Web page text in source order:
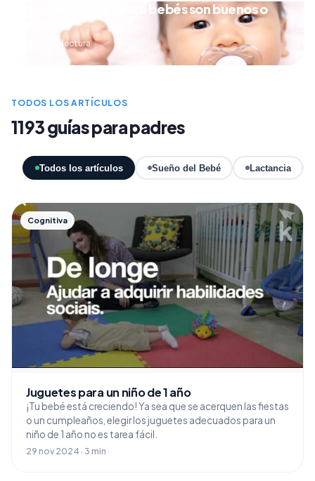
¿Los chupones para bebés son buenos o
malos?
5 min de lectura
TODOS LOS ARTÍCULOS
1193 guías para padres
Todos los artículos Sueño del Bebé Lactancia
Cognitiva
Juguetes para un niño de 1 año
¡Tu bebé está creciendo! Ya sea que se acerquen las fiestas
o un cumpleaños, elegir los juguetes adecuados para un
niño de 1 año no es tarea fácil.
29 nov 2024 · 3 min